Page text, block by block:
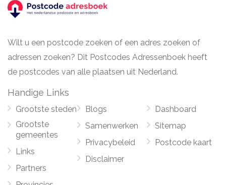
Wilt u een postcode zoeken of een adres zoeken of
adressen zoeken? Dit Postcodes Adressenboek heeft
de postcodes van alle plaatsen uit Nederland.
Handige Links
Grootste steden
Grootste
gemeentes
Links
Partners
Blogs
Samenwerken
Privacybeleid
Disclaimer
Dashboard
Sitemap
Postcode kaart